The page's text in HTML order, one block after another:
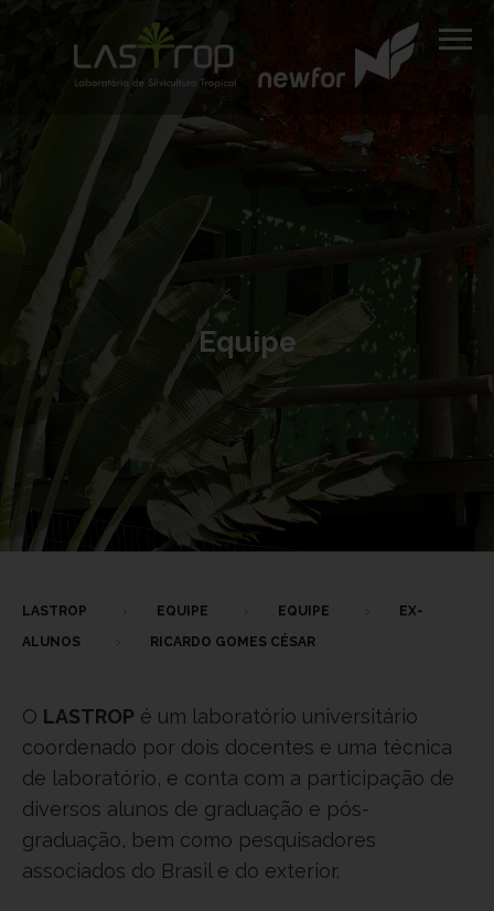
Equipe
LASTROP EQUIPE EQUIPE
EX-
ALUNOS
RICARDO GOMES CÉSAR
O LASTROP é um laboratório universitário
coordenado por dois docentes e uma técnica
de laboratório, e conta com a participação de
diversos alunos de graduação e pós-
graduação, bem como pesquisadores
associados do Brasil e do exterior.